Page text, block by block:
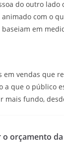
do outro
animado com o
baseiam em
em vendas que
a que o público
mais fundo,
orçamento